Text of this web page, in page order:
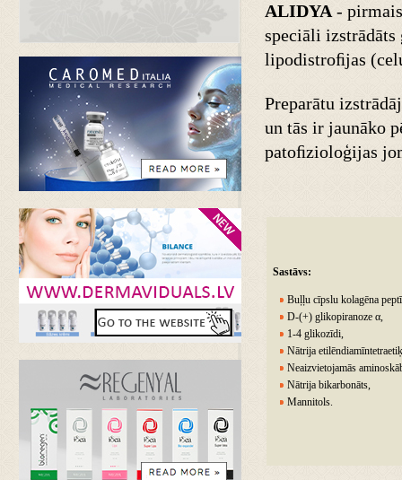
ALIDYA -
speciāli
lipodistroﬁjas
Preparātu
un tās ir jaunāko
patoﬁzioloģijas
Sastāvs:
Buļļu cīpslu kolagēna
D-(+) glikopiranoze α,
1-4 glikozīdi,
Nātrija
Neaizvietojamās
Nātrija bikarbonāts,
Mannitols.